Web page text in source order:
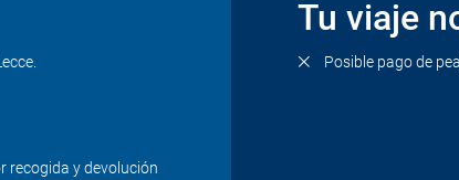
recogida y devolución
Tu viaje
Posible pago de